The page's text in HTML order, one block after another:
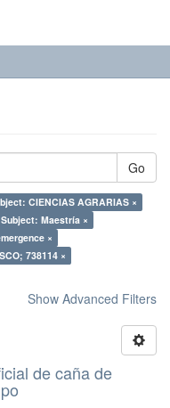
Go
CIENCIAS AGRARIAS ×
Subject: Maestría ×
×
738114 ×
Show Advanced Filters
de caña de